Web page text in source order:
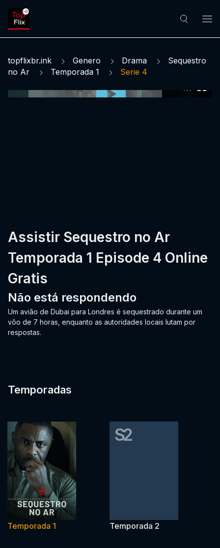
topflixbr.ink Genero Drama
Sequestro
no Ar
Temporada 1 Serie 4
Assistir Sequestro no Ar
Temporada 1 Episode 4 Online
Gratis
Não está respondendo
Um avião de Dubai para Londres é sequestrado durante um
vôo de 7 horas, enquanto as autoridades locais lutam por
respostas.
Temporadas
Temporada 1
S2
Temporada 2